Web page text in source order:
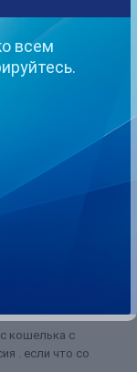
за 500 баксов....
в силу можно
там, может и
кошелька с
. если что со
всем